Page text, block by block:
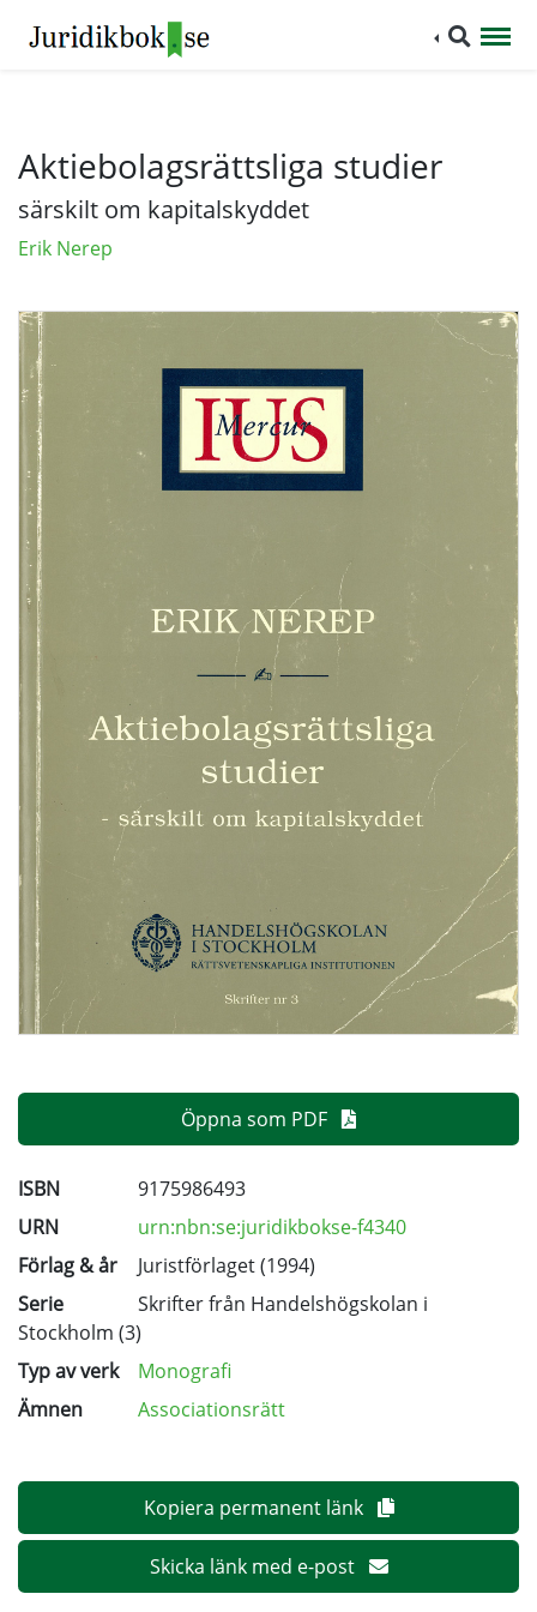
Aktiebolagsrättsliga studier
särskilt om kapitalskyddet
Erik Nerep
Öppna som PDF
ISBN
9175986493
URN
urn:nbn:se:juridikbokse-f4340
Förlag & år
Juristförlaget (1994)
Serie
Skrifter från Handelshögskolan i
Stockholm (3)
Typ av verk
Monografi
Ämnen
Associationsrätt
Kopiera permanent länk
Skicka länk med e-post